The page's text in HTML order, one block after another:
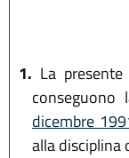
1. La
conseguono
dicembre
alla disciplina